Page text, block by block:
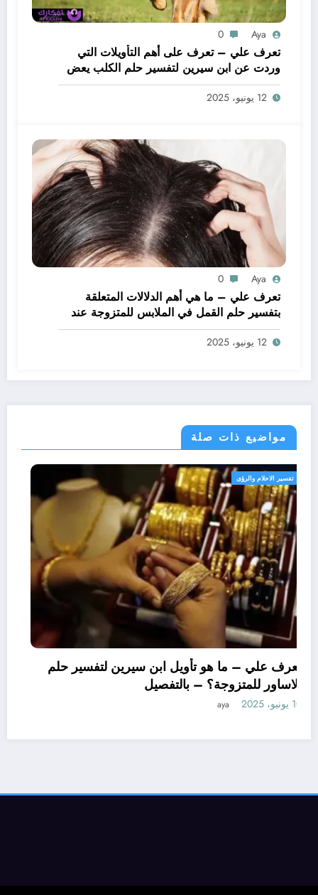
Aya
0
تعرف علي – تعرف على أهم التأويلات التي
وردت عن ابن سيرين لتفسير حلم الكلب يعض
يدي – بالتفصيل
12 يونيو، 2025
Aya
0
تعرف علي – ما هي أهم الدلالات المتعلقة
بتفسير حلم القمل في الملابس للمتزوجة عند
ابن سيرين؟ – بالتفصيل
12 يونيو، 2025
مواضيع ذات صلة
تفسير الاحلام والرؤى
تعرف علي – ما هو تفسير حلم الغصه بالحلق لابن
سيرين؟ – بالتفصيل
27 مايو، 2025 aya